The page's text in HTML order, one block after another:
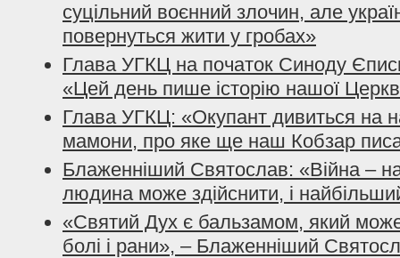
суцільний воєнний злочин, але
повернуться жити у гробах»
Глава УГКЦ на початок Синоду
«Цей день пише історію нашої
Глава УГКЦ: «Окупант дивиться на
мамони, про яке ще наш Кобзар
Блаженніший Святослав: «Війна –
людина може здійснити, і
«Святий Дух є бальзамом, який може
болі і рани», – Блаженніший